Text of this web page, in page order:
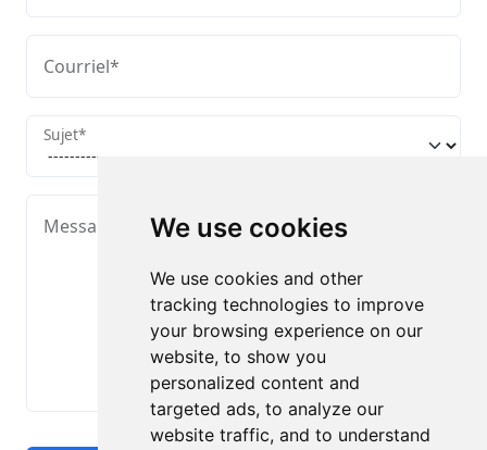
We use cookies
We use cookies and other
tracking technologies to improve
your browsing experience on our
website, to show you
personalized content and
targeted ads, to analyze our
website traffic, and to understand
Courriel*
Sujet*
Message